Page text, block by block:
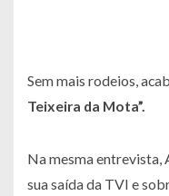
Sem mais rodeios,
Teixeira da Mota”.
Na mesma entrevista,
sua saída da TVI e